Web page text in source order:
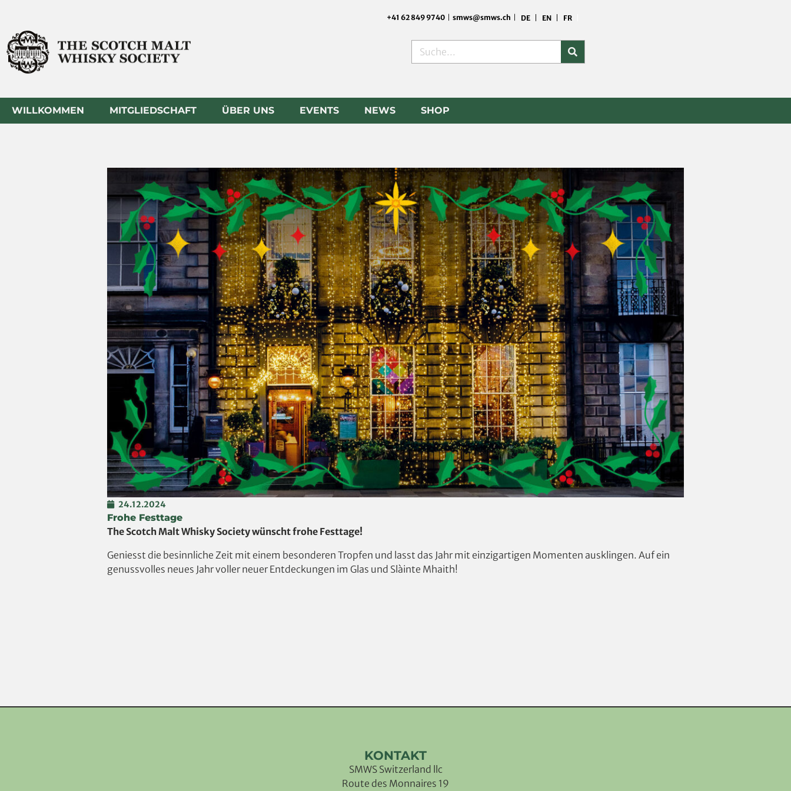
springen
+41 62 849 9740 smws@smws.ch DE EN FR
Suche
WILLKOMMEN MITGLIEDSCHAFT ÜBER UNS EVENTS NEWS SHOP
24.12.2024
Frohe Festtage
The Scotch Malt Whisky Society wünscht frohe Festtage!
Geniesst die besinnliche Zeit mit einem besonderen Tropfen und lasst das Jahr mit einzigartigen Momenten ausklingen. Auf ein
genussvolles neues Jahr voller neuer Entdeckungen im Glas und Slàinte Mhaith!
KONTAKT
SMWS Switzerland llc
Route des Monnaires 19